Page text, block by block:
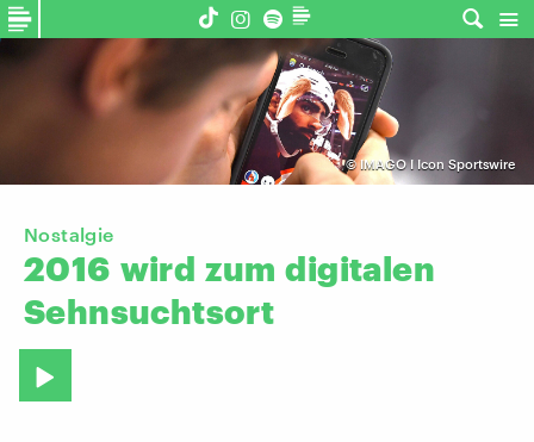
©IMAGO I Icon Sportswire
Nostalgie
2016 wird zum digitalen
Sehnsuchtsort